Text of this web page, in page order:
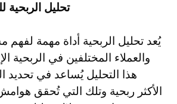
تحليل الربحية
يُعد تحليل الربحية أداة مهمة لفهم
والعملاء المختلفين في الربحية
هذا التحليل يُساعد في تحديد
الأكثر ربحية وتلك التي تُحقق